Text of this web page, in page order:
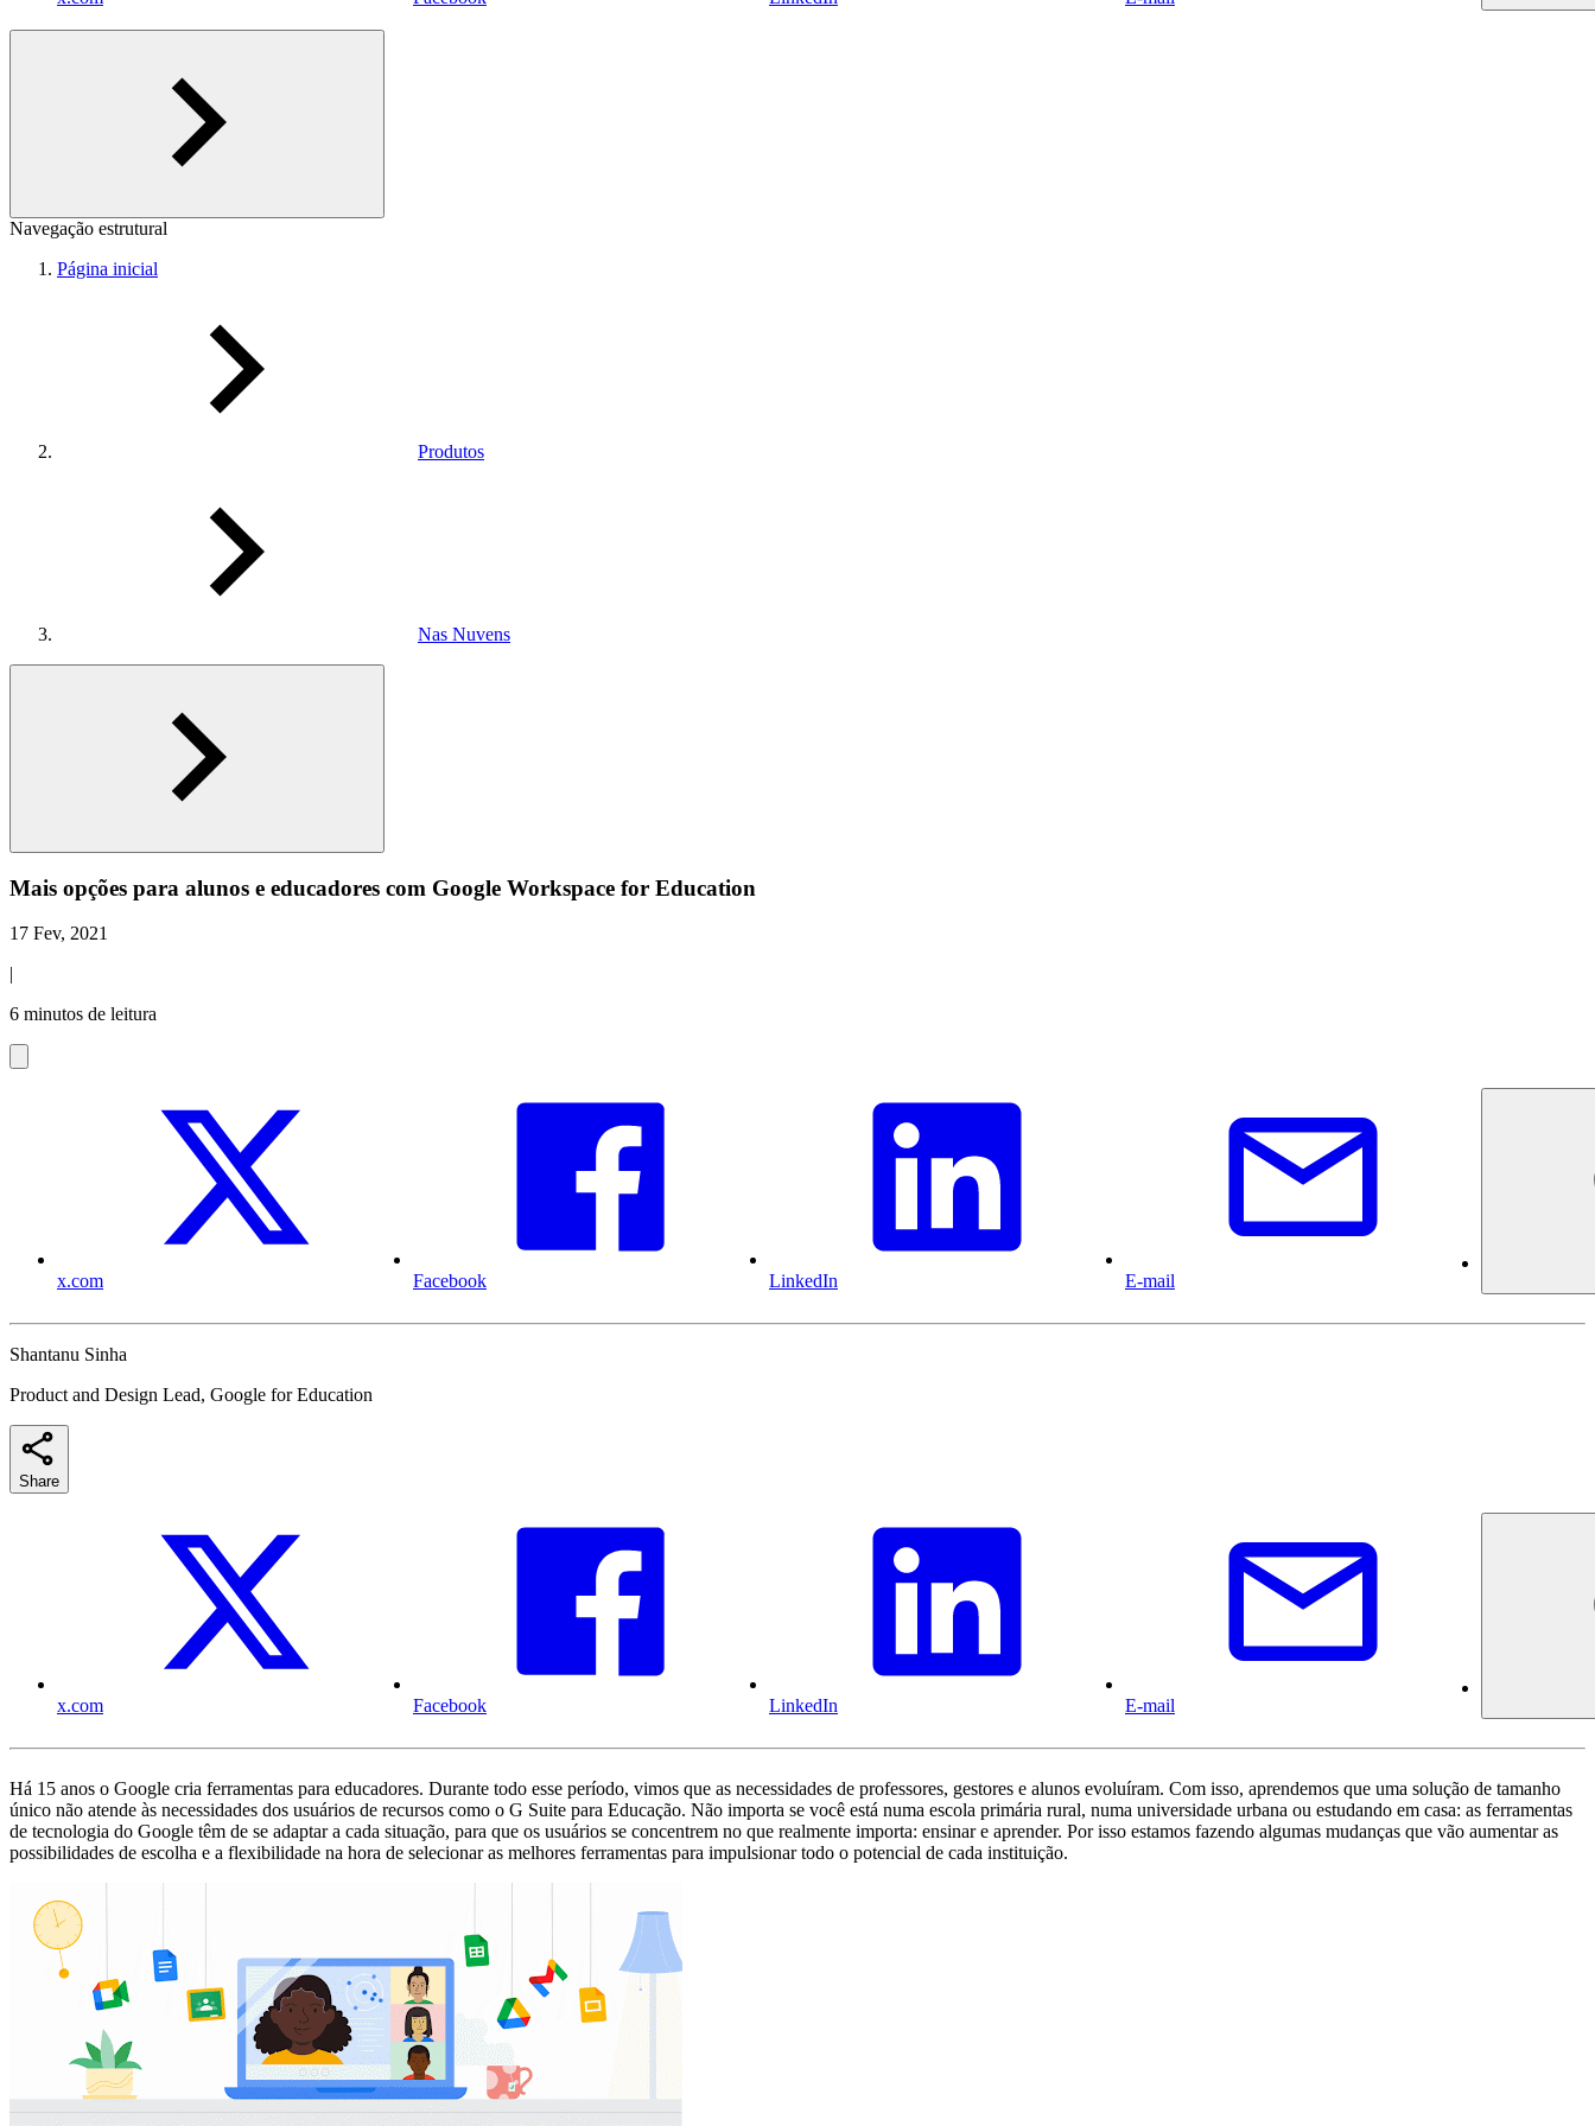
Navegação estrutural
Página inicial
Produtos
Nas Nuvens
Mais opções para alunos e educadores com Google Workspace for Education
17 Fev, 2021
|
6 minutos de leitura
x.com Facebook LinkedIn E-mail
Shantanu Sinha
Product and Design Lead, Google for Education
Share
x.com Facebook LinkedIn E-mail
Há 15 anos o Google cria ferramentas para educadores. Durante todo esse período, vimos que as necessidades de professores, gestores e alunos evoluíram. Com isso, aprendemos que uma solução de tamanho
único não atende às necessidades dos usuários de recursos como o G Suite para Educação. Não importa se você está numa escola primária rural, numa universidade urbana ou estudando em casa: as ferramentas
de tecnologia do Google têm de se adaptar a cada situação, para que os usuários se concentrem no que realmente importa: ensinar e aprender. Por isso estamos fazendo algumas mudanças que vão aumentar as
possibilidades de escolha e a flexibilidade na hora de selecionar as melhores ferramentas para impulsionar todo o potencial de cada instituição.